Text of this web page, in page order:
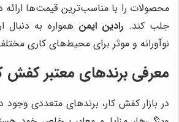
محصولات را با مناسب‌ترین قیمت‌ها
جلب کند. رادین ایمن همواره به دنبال
نوآورانه و موثر برای محیط‌های کاری
معرفی برندهای معتبر کفش
در بازار کفش کار، برندهای متعددی وجود